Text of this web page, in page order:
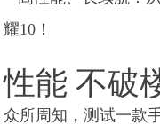
性能 不破
众所周知，测试一款